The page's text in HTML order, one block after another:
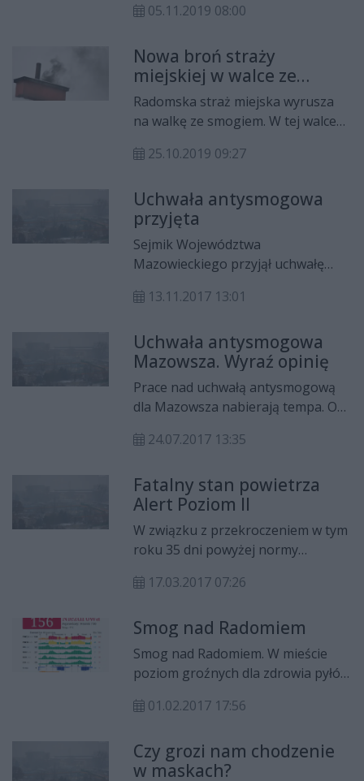
System Obserwacji i Wspomagania
miejska zaprezentowała działanie
systemu.
05.11.2019 08:00
Nowa broń straży
miejskiej w walce ze
smogiem
Radomska straż miejska wyrusza
na walkę ze smogiem. W tej walce
System Obserwacji i Wspomagania
dron, który pobierając próbki dymu
z kominów będzie informował o
niedozwolonych substancjach,
znajdujących się w dymie.
25.10.2019 09:27
Uchwała antysmogowa
przyjęta
Sejmik Województwa
Mazowieckiego przyjął uchwałę
obowiązywać już od 11 listopada.
piece i opał mogą być stosowane, a
jakie paliwa i piece muszą być
ograniczane.
13.11.2017 13:01
Uchwała antysmogowa
Mazowsza. Wyraź opinię
Prace nad uchwałą antysmogową
dla Mazowsza nabierają tempa. Od
społeczne. Uchwałę antysmogową
mazowieckiego zamierza podjąć
jeszcze w tym roku. - Na szali jest
nasze zdrowie. Dlatego musimy
wspólnie zastanowić się nad
narzędziami i tempem zmian, tak
aby były one realne. Konsultacje
regionie – podkreśla marszałek
Adam Struzik.
24.07.2017 13:35
Fatalny stan powietrza
Alert Poziom II
W związku z przekroczeniem w tym
roku 35 dni powyżej normy
PM10 w powietrzu w Radomiu
17.03.2017 07:26
Smog nad Radomiem
Smog nad Radomiem. W mieście
poziom groźnych dla zdrowia pyłów
niezdrowa.
01.02.2017 17:56
Czy grozi nam chodzenie
w maskach?